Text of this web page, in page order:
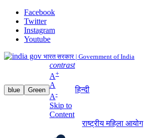
Facebook
Twitter
Instagram
Youtube
भारत सरकार | Government of India
blue Green
contrast
A+
A
A-
Skip to
Content
हिन्दी
राष्ट्रीय महिला आयोग